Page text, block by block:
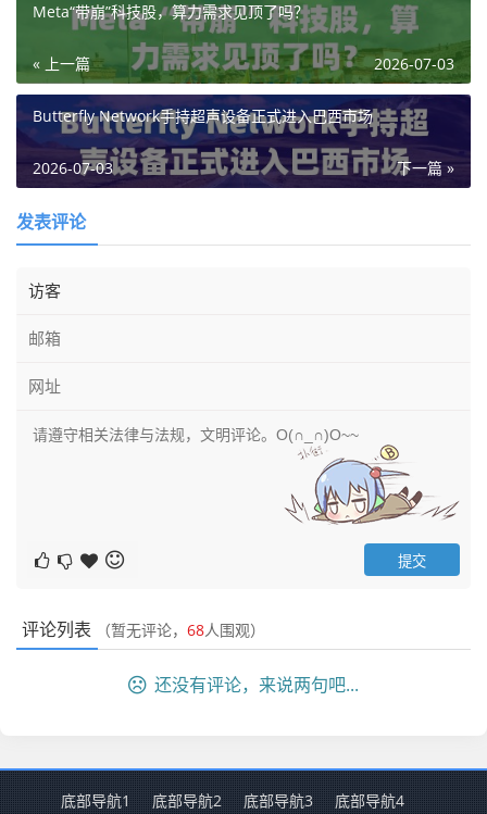
Meta“带崩”科技股，算力需求见顶了吗？
« 上一篇 2026-07-03
Butterfly Network手持超声设备正式进入巴西市场
下一篇 »
2026-07-03
发表评论
评论列表 （暂无评论， 68人围观）
还没有评论，来说两句吧...
底部导航1 底部导航2 底部导航3 底部导航4